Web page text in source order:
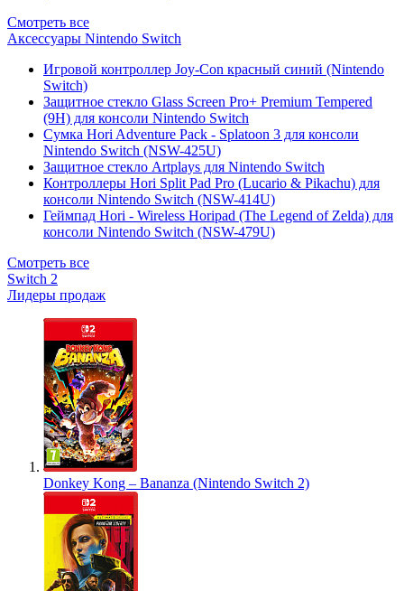
Смотреть все
Аксессуары Nintendo Switch
Игровой контроллер Joy-Con красный синий (Nintendo
Switch)
Защитное стекло Glass Screen Pro+ Premium Tempered
(9H) для консоли Nintendo Switch
Сумка Hori Adventure Pack - Splatoon 3 для консоли
Nintendo Switch (NSW-425U)
Защитное стекло Artplays для Nintendo Switch
Контроллеры Hori Split Pad Pro (Lucario & Pikachu) для
консоли Nintendo Switch (NSW-414U)
Геймпад Hori - Wireless Horipad (The Legend of Zelda) для
консоли Nintendo Switch (NSW-479U)
Смотреть все
Switch 2
Лидеры продаж
Donkey Kong – Bananza (Nintendo Switch 2)